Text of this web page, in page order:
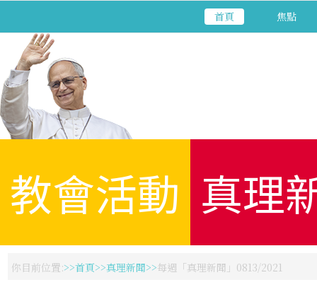
首頁 焦點
教會活動 真理
你目前位置: 首頁 真理新聞 每週「真理新聞」0813/2021